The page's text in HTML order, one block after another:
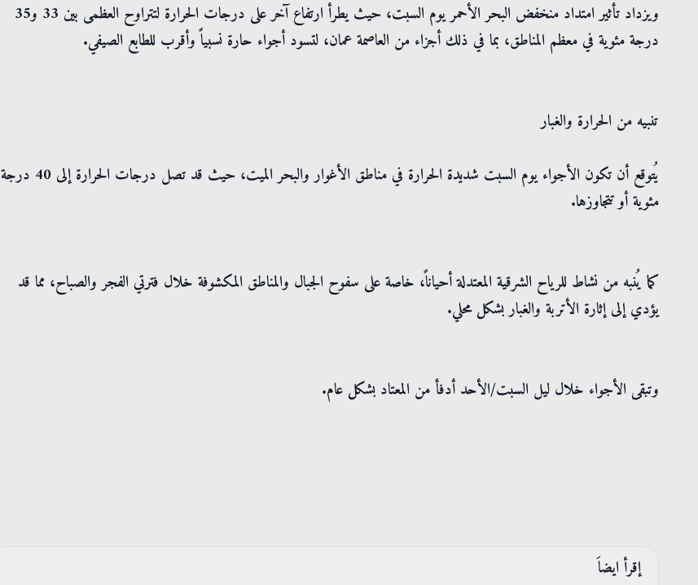
ويزداد تأثير امتداد منخفض البحر الأحمر يوم السبت، حيث يطرأ ارتفاع آخر على درجات الحرارة لتتراوح العظمى بين 33 و35
درجة مئوية في معظم المناطق، بما في ذلك أجزاء من العاصمة عمان، لتسود أجواء حارة نسبياً وأقرب للطابع الصيفي.
تنبيه من الحرارة والغبار
يُتوقع أن تكون الأجواء يوم السبت شديدة الحرارة في مناطق الأغوار والبحر الميت، حيث قد تصل درجات الحرارة إلى 40 درجة
مئوية أو تتجاوزها.
كما يُنبه من نشاط للرياح الشرقية المعتدلة أحياناً، خاصة على سفوح الجبال والمناطق المكشوفة خلال فترتي الفجر والصباح، مما قد
يؤدي إلى إثارة الأتربة والغبار بشكل محلي.
وتبقى الأجواء خلال ليل السبت/الأحد أدفأ من المعتاد بشكل عام.
إقرأ ايضاَ